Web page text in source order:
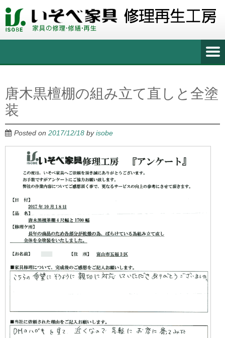
唐木黒檀棚の組み立て直しと全塗
装
Posted on 2017/12/18 byisobe